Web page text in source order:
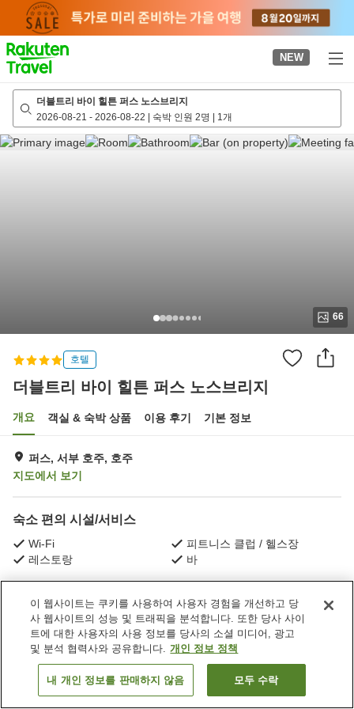
page
NEW
더블트리 바이 힐튼 퍼스 노스브리지
2026-08-21 - 2026-08-22 | 숙박 인원 2명 | 1개
66
호텔
더블트리 바이 힐튼 퍼스 노스브리지
개요 객실 & 숙박 상품 이용 후기 기본 정보
퍼스, 서부 호주, 호주
지도에서 보기
숙소 편의 시설/서비스
Wi-Fi
피트니스 클럽 / 헬스장
레스토랑
바
호주 서부 호주 퍼스 더블트리 바이 힐튼 퍼스 노스브리지
객실 보기
이 웹사이트는 쿠키를 사용하여 사용자 경험을 개선하고 당
사 웹사이트의 성능 및 트래픽을 분석합니다. 또한 당사 사이
트에 대한 사용자의 사용 정보를 당사의 소셜 미디어, 광고
및 분석 협력사와 공유합니다. 개인 정보 정책
내 개인 정보를 판매하지 않음 모두 수락